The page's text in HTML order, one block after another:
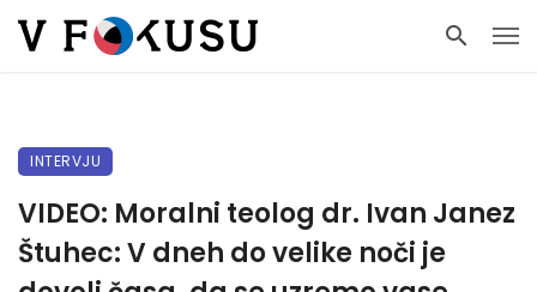
INTERVJU
VIDEO: Moralni teolog dr. Ivan Janez
Štuhec: V dneh do velike noči je